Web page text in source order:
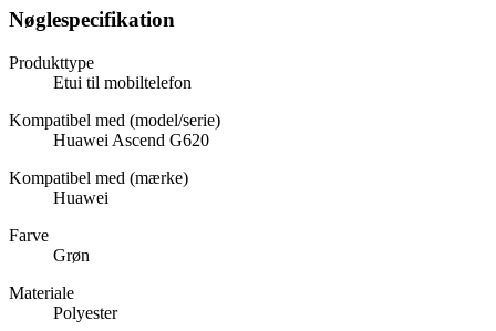
Nøglespecifikation
Produkttype
Etui til mobiltelefon
Kompatibel med (model/serie)
Huawei Ascend G620
Kompatibel med (mærke)
Huawei
Farve
Grøn
Materiale
Polyester